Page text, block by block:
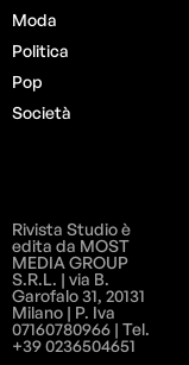
Moda
Politica
Pop
Società
Rivista Studio è
edita da MOST
MEDIA GROUP
S.R.L. | via B.
Garofalo 31, 20131
Milano | P. Iva
07160780966 | Tel.
+39 0236504651